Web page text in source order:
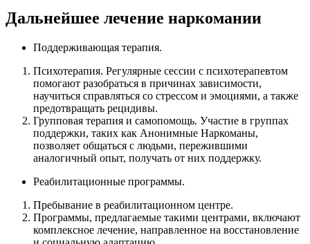
Дальнейшее лечение наркомании
Поддерживающая терапия.
Психотерапия. Регулярные сессии с психотерапевтом
помогают разобраться в причинах зависимости,
научиться справляться со стрессом и эмоциями, а также
предотвращать рецидивы.
Групповая терапия и самопомощь. Участие в группах
поддержки, таких как Анонимные Наркоманы,
позволяет общаться с людьми, пережившими
аналогичный опыт, получать от них поддержку.
Реабилитационные программы.
Пребывание в реабилитационном центре.
Программы, предлагаемые такими центрами, включают
комплексное лечение, направленное на восстановление